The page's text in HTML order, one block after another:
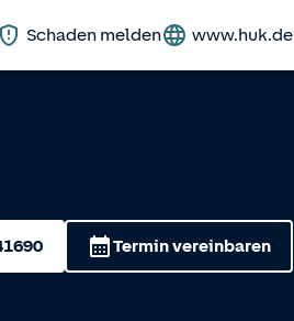
Schaden melden www.huk.de
Termin vereinbaren